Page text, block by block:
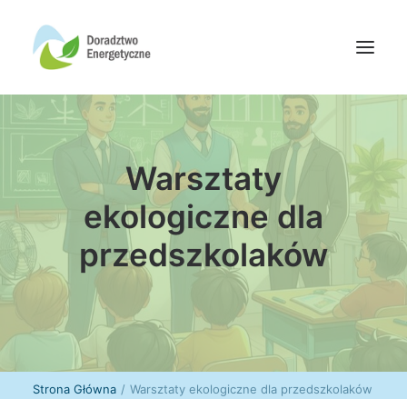
Oferta doradców
Oferta finansowania
Wiedza
Kontakt
Wyszukiwanie
Warsztaty
ekologiczne dla
przedszkolaków
Strona Główna Warsztaty ekologiczne dla przedszkolaków